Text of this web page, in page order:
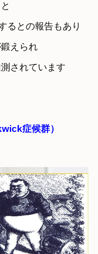
るとの報告もあり
えられ
症候群）